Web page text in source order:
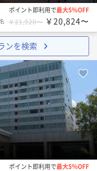
ポイント即利用で最大5％OFF
￥21,920〜 ￥20,824〜
ンを検索
ポイント即利用で最大5％OFF